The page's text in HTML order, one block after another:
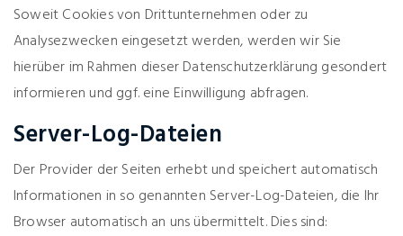
Soweit Cookies von Drittunternehmen oder zu
Analysezwecken eingesetzt werden, werden wir Sie
hierüber im Rahmen dieser Datenschutzerklärung gesondert
informieren und ggf. eine Einwilligung abfragen.
Server-Log-Dateien
Der Provider der Seiten erhebt und speichert automatisch
Informationen in so genannten Server-Log-Dateien, die Ihr
Browser automatisch an uns übermittelt. Dies sind: